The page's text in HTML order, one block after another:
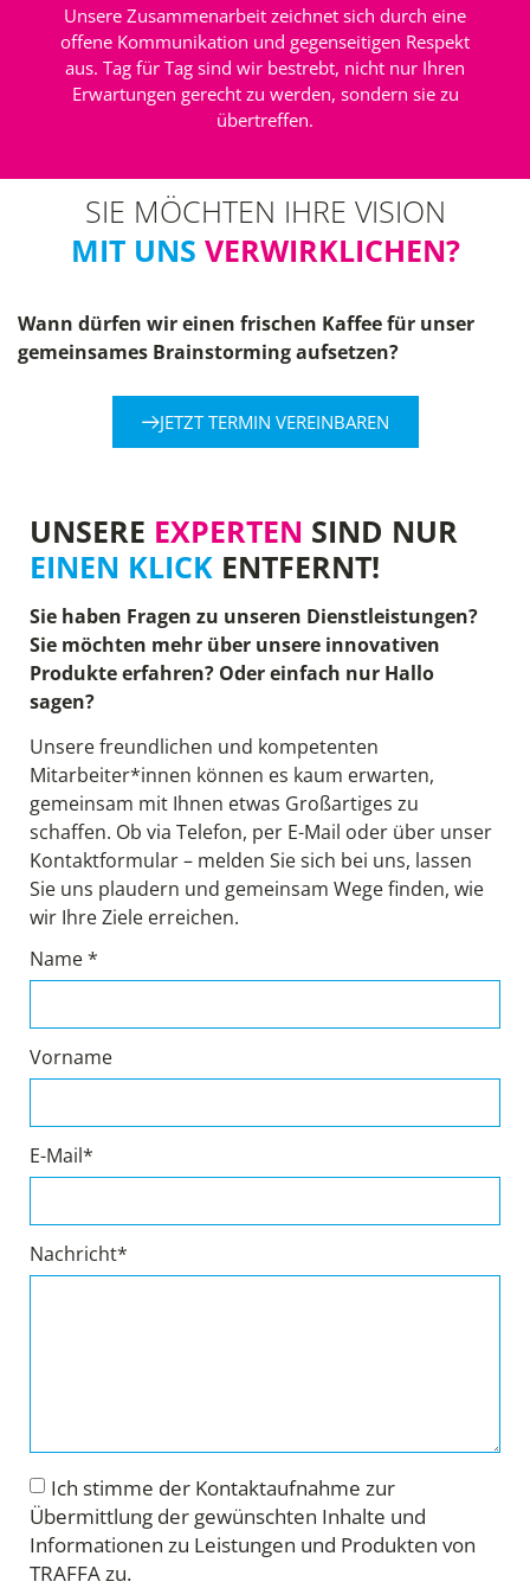
Unsere Zusammenarbeit zeichnet sich durch eine
offene Kommunikation und gegenseitigen Respekt
aus. Tag für Tag sind wir bestrebt, nicht nur Ihren
Erwartungen gerecht zu werden, sondern sie zu
übertreffen.
SIE MÖCHTEN IHRE VISION
MIT UNS VERWIRKLICHEN?
Wann dürfen wir einen frischen Kaffee für unser
gemeinsames Brainstorming aufsetzen?
JETZT TERMIN VEREINBAREN
UNSERE EXPERTEN SIND NUR
EINEN KLICK ENTFERNT!
Sie haben Fragen zu unseren Dienstleistungen?
Sie möchten mehr über unsere innovativen
Produkte erfahren? Oder einfach nur Hallo
sagen?
Unsere freundlichen und kompetenten
Mitarbeiter*innen können es kaum erwarten,
gemeinsam mit Ihnen etwas Großartiges zu
schaffen. Ob via Telefon, per E-Mail oder über unser
Kontaktformular – melden Sie sich bei uns, lassen
Sie uns plaudern und gemeinsam Wege finden, wie
wir Ihre Ziele erreichen.
Name *
Vorname
E-Mail*
Nachricht*
Ich stimme der Kontaktaufnahme zur
Übermittlung der gewünschten Inhalte und
Informationen zu Leistungen und Produkten von
TRAFFA zu.